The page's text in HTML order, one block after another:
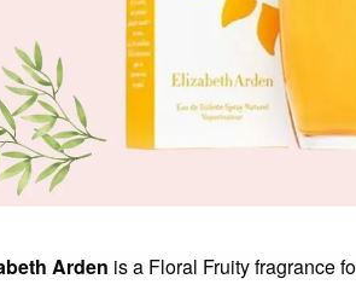
Arden is a Floral Fruity fragrance